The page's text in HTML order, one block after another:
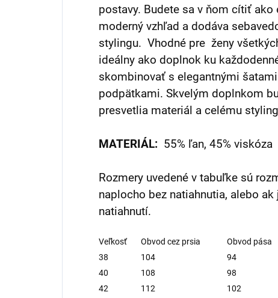
postavy. Budete sa v ňom cítiť ako
moderný vzhľad a dodáva
stylingu. Vhodné pre ženy
ideálny ako doplnok ku
skombinovať s elegantnými
podpätkami. Skvelým doplnkom
presvetlia materiál a celému
MATERIÁL: 55% ľan, 45% viskóza
Rozmery uvedené v tabuľke sú
naplocho bez natiahnutia, alebo
natiahnutí.
Veľkosť Obvod cez prsia Obvod pása
38
104 94
40
108 98
42
112 102